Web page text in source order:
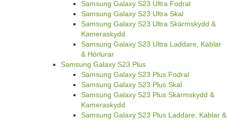
Samsung Galaxy S23 Ultra Fodral
Samsung Galaxy S23 Ultra Skal
Samsung Galaxy S23 Ultra Skärmskydd &
Kameraskydd
Samsung Galaxy S23 Ultra Laddare, Kablar
& Hörlurar
Samsung Galaxy S23 Plus
Samsung Galaxy S23 Plus Fodral
Samsung Galaxy S23 Plus Skal
Samsung Galaxy S23 Plus Skärmskydd &
Kameraskydd
Samsung Galaxy S23 Plus Laddare, Kablar &